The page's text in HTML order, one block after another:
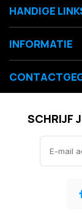
HANDIGE
INFORMATIE
SCHRIJF